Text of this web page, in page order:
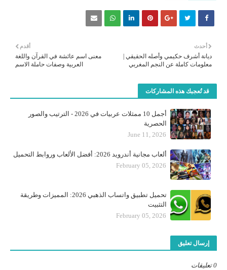
أحدث
ديانة أشرف حكيمي وأصله الحقيقي |
معلومات كاملة عن النجم المغربي
أقدم
معنى اسم عائشة في القرآن واللغة
العربية وصفات حاملة الاسم
قد تُعجبك هذه المشاركات
أجمل 10 ممثلات عربيات في 2026 - الترتيب والصور
الحصرية
June 11, 2026
ألعاب مجانية أندرويد 2026: أفضل الألعاب وروابط التحميل
February 05, 2026
تحميل تطبيق واتساب الذهبي 2026: المميزات وطريقة
التثبيت
February 05, 2026
إرسال تعليق
0 تعليقات